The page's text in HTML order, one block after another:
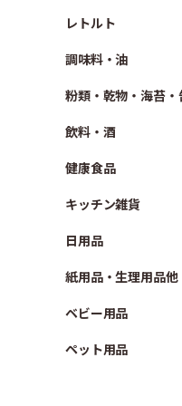
レトルト
調味料・油
粉類・乾物・海苔・
飲料・酒
健康食品
キッチン雑貨
日用品
紙用品・生理用品他
ベビー用品
ペット用品